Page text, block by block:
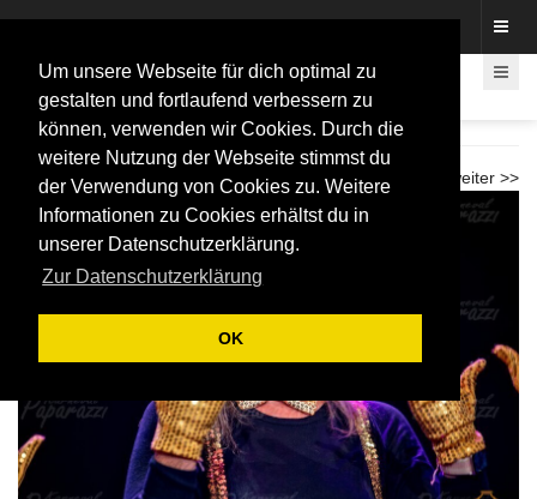
Um unsere Webseite für dich optimal zu
gestalten und fortlaufend verbessern zu
können, verwenden wir Cookies. Durch die
weitere Nutzung der Webseite stimmst du
der Verwendung von Cookies zu. Weitere
Informationen zu Cookies erhältst du in
unserer Datenschutzerklärung.
Zur Datenschutzerklärung
OK
Knall im All
weiter >>
<< zurück